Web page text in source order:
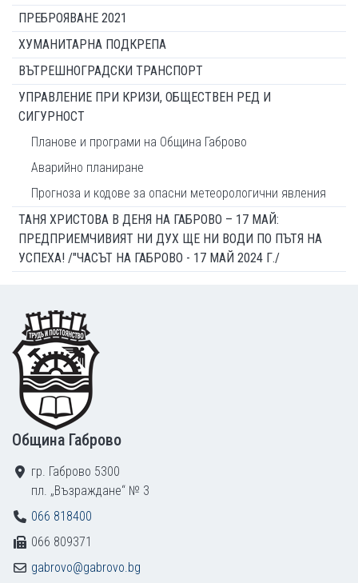
ПРЕБРОЯВАНЕ 2021
ХУМАНИТАРНА ПОДКРЕПА
ВЪТРЕШНОГРАДСКИ ТРАНСПОРТ
УПРАВЛЕНИЕ ПРИ КРИЗИ, ОБЩЕСТВЕН РЕД И
СИГУРНОСТ
Планове и програми на Община Габрово
Аварийно планиране
Прогноза и кодове за опасни метеорологични явления
ТАНЯ ХРИСТОВА В ДЕНЯ НА ГАБРОВО – 17 МАЙ:
ПРЕДПРИЕМЧИВИЯТ НИ ДУХ ЩЕ НИ ВОДИ ПО ПЪТЯ НА
УСПЕХА! /"ЧАСЪТ НА ГАБРОВО - 17 МАЙ 2024 Г./
Footer
Община Габрово
гр. Габрово 5300
пл. „Възраждане“ № 3
066 818400
066 809371
gabrovo@gabrovo.bg